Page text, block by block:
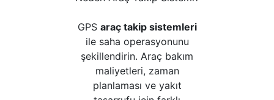
GPS araç takip sistemleri
ile saha operasyonunu
şekillendirin. Araç bakım
maliyetleri, zaman
planlaması ve yakıt